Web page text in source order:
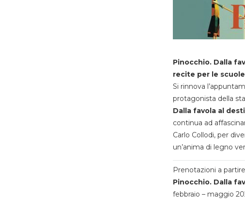
Pinocchio. Dalla
recite per le scuole
Si rinnova
protagonista della
Dalla favola al
continua ad
Carlo Collodi, per
un’anima di legno
Prenotazioni a
Pinocchio. Dalla
febbraio – maggio